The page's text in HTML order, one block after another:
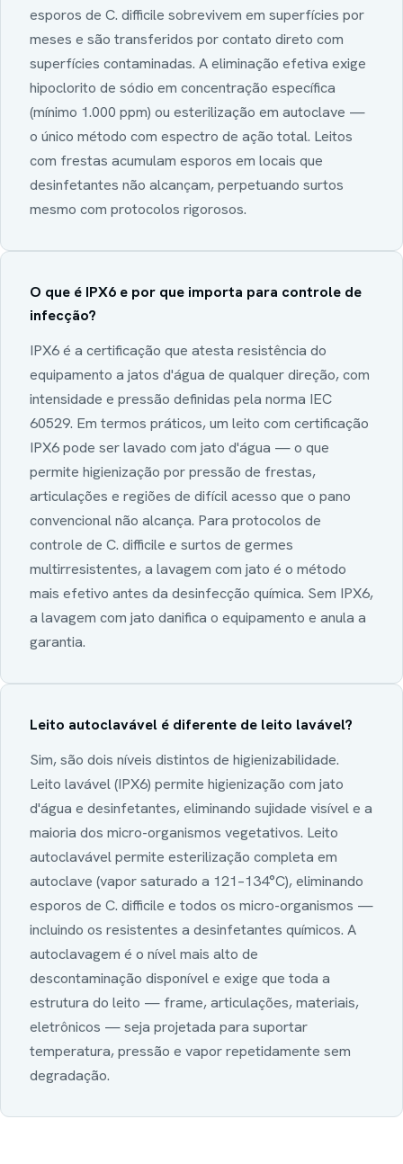
esporos de C. difficile sobrevivem em superfícies por
meses e são transferidos por contato direto com
superfícies contaminadas. A eliminação efetiva exige
hipoclorito de sódio em concentração específica
(mínimo 1.000 ppm) ou esterilização em autoclave —
o único método com espectro de ação total. Leitos
com frestas acumulam esporos em locais que
desinfetantes não alcançam, perpetuando surtos
mesmo com protocolos rigorosos.
O que é IPX6 e por que importa para controle de
infecção?
IPX6 é a certificação que atesta resistência do
equipamento a jatos d'água de qualquer direção, com
intensidade e pressão definidas pela norma IEC
60529. Em termos práticos, um leito com certificação
IPX6 pode ser lavado com jato d'água — o que
permite higienização por pressão de frestas,
articulações e regiões de difícil acesso que o pano
convencional não alcança. Para protocolos de
controle de C. difficile e surtos de germes
multirresistentes, a lavagem com jato é o método
mais efetivo antes da desinfecção química. Sem IPX6,
a lavagem com jato danifica o equipamento e anula a
garantia.
Leito autoclavável é diferente de leito lavável?
Sim, são dois níveis distintos de higienizabilidade.
Leito lavável (IPX6) permite higienização com jato
d'água e desinfetantes, eliminando sujidade visível e a
maioria dos micro-organismos vegetativos. Leito
autoclavável permite esterilização completa em
autoclave (vapor saturado a 121–134°C), eliminando
esporos de C. difficile e todos os micro-organismos —
incluindo os resistentes a desinfetantes químicos. A
autoclavagem é o nível mais alto de
descontaminação disponível e exige que toda a
estrutura do leito — frame, articulações, materiais,
eletrônicos — seja projetada para suportar
temperatura, pressão e vapor repetidamente sem
degradação.